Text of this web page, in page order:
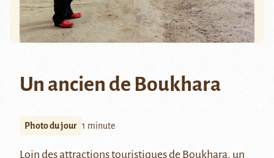
Un ancien de Boukhara
Photo du jour 1 minute
Loin des attractions touristiques de Boukhara, un